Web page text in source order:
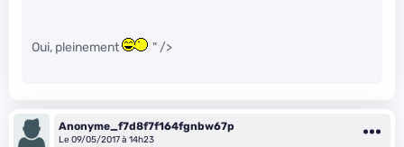
Oui, pleinement " />
Anonyme_f7d8f7f164fgnbw67p
Le 09/05/2017 à 14h23